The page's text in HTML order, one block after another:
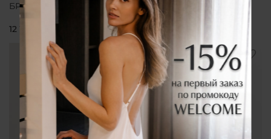
БРЮКИ ПРЯМЫЕ БЕЛЫЕ
12 150 ₽
БРЮКИ ПРЯМЫЕ
РОЗОВЫЕ
12 150 ₽